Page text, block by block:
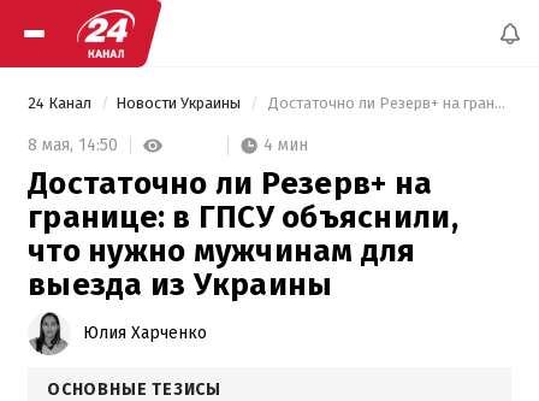
24 Канал Новости Украины Достаточно ли Резерв+ на границе: в ГПСУ объяснили, что нужно мужчинам для выезда из Украины
8 мая, 14:50 4 мин
Достаточно ли Резерв+ на
границе: в ГПСУ объяснили,
что нужно мужчинам для
выезда из Украины
Юлия Харченко
ОСНОВНЫЕ ТЕЗИСЫ